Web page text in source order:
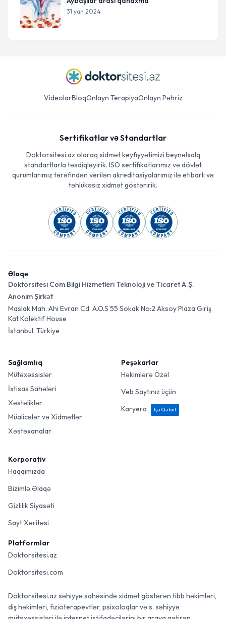
31 yan 2024
VideolarBloqOnlayn TerapiyaOnlayn Pəhriz
Sertifikatlar və Standartlar
Doktorsitesi.az olaraq xidmət keyfiyyətimizi beynəlxalq
standartlarla təsdiqləyirik. ISO sertifikatlarımız və dövlət
qurumlarımız tərəfindən verilən akreditasiyalarımız ilə etibarlı və
təhlükəsiz xidmət göstəririk.
Əlaqə
Doktorsitesi Com Bilgi Hizmetleri Teknoloji ve Ticaret A.Ş.
Anonim Şirkət
Maslak Mah. Ahi Evran Cd. A.O.S 55 Sokak No:2 Aksoy Plaza Giriş
Kat Kolektif House
İstanbul, Türkiye
Sağlamlıq
Mütəxəssislər
İxtisas Sahələri
Xəstəliklər
Müalicələr və Xidmətlər
Xəstəxanalar
Peşəkarlar
Həkimlərə Özəl
Veb Saytınız üçün
Karyera
İşə Qəbul
Korporativ
Haqqımızda
Bizimlə Əlaqə
Gizlilik Siyasəti
Sayt Xəritəsi
Platformlar
Doktorsitesi.az
Doktorsitesi.com
Doktorsitesi.az səhiyyə sahəsində xidmət göstərən tibb həkimləri,
diş həkimləri, fizioterapevtlər, psixoloqlar və s. səhiyyə